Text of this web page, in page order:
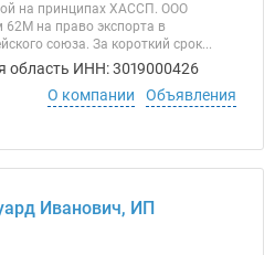
на принципах ХАССП. ООО
на право экспорта в
союза. За короткий срок...
область ИНН: 3019000426
О компании
Объявления
Иванович, ИП